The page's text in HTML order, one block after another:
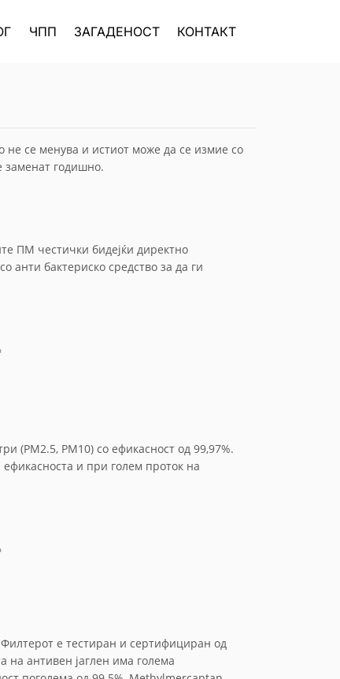
ЧПП ЗАГАДЕНОСТ КОНТАКТ
не се менува и истиот може да се измие со
заменат годишно.
ПМ честички бидејќи директно
анти бактериско средство за да ги
(PM2.5, PM10) со ефикасност од 99,97%.
и при голем проток на
е тестиран и сертифициран од
на антивен јаглен има голема